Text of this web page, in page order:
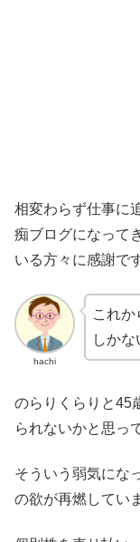
相変わらず仕事に
痴ブログになって
いる方々に感謝で
hachi
これ
しかな
のらりくらりと45
られないかと思っ
そういう弱気にな
の欲が再燃してい